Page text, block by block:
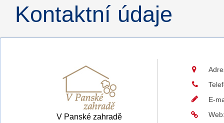
Kontaktní údaje
V Panské zahradě
E-